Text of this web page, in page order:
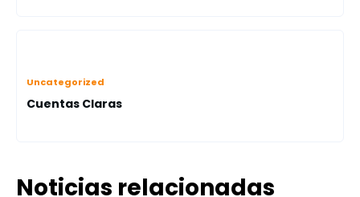
Uncategorized
Cuentas Claras
Noticias relacionadas